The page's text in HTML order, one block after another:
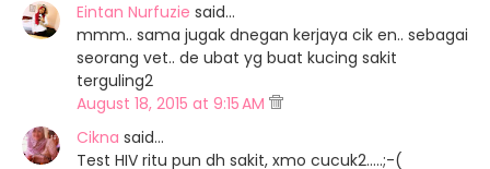
Eintan Nurfuzie said…
mmm.. sama jugak dnegan kerjaya cik en.. sebagai
seorang vet.. de ubat yg buat kucing sakit
terguling2
August 18, 2015 at 9:15 AM
Cikna said…
Test HIV ritu pun dh sakit, xmo cucuk2.....;-(